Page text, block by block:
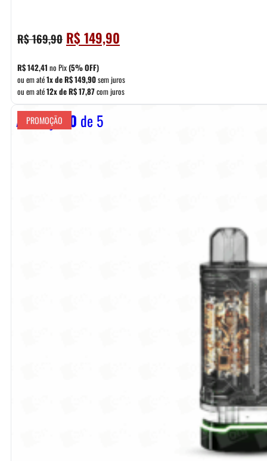
R$169,90 O
preço
original
era:
R$ 169,90.
R$149,90
preço
é:
R$ 149,90.
R$142,41 no Pix(5% OFF)
ou em até1x deR$149,90sem juros
ou em até12x deR$17,87com juros
Avaliação 0 de 5
PROMOÇÃO